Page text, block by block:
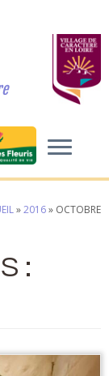
»2016» OCTOBRE
: